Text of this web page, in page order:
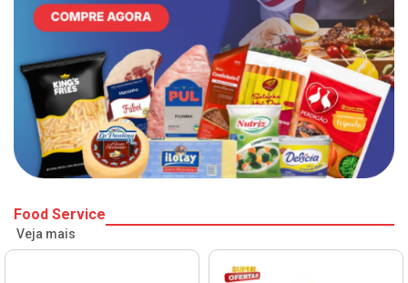
Food Service
Veja mais